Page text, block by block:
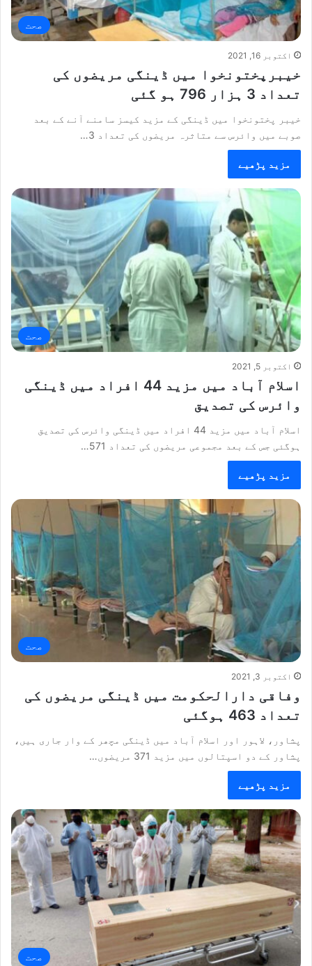
صحت
اکتوبر 16, 2021
خیبرپختونخوا میں ڈینگی مریضوں کی
تعداد 3 ہزار 796 ہو گئی
خیبر پختونخوا میں ڈینگی کے مزید کیسز سامنے آنے کے بعد
صوبے میں وائرس سے متاثرہ مریضوں کی تعداد 3…
مزید پڑھیے
صحت
اکتوبر 5, 2021
اسلام آباد میں مزید 44 افراد میں ڈینگی
وائرس کی تصدیق
اسلام آباد میں مزید 44 افراد میں ڈینگی وائرس کی تصدیق
ہوگئی جس کے بعد مجموعی مریضوں کی تعداد 571…
مزید پڑھیے
صحت
اکتوبر 3, 2021
وفاقی دارالحکومت میں ڈینگی مریضوں کی
تعداد 463 ہوگئی
پشاور، لاہور اور اسلام آباد میں ڈینگی مچھر کے وار جاری ہیں،
پشاور کے دو اسپتالوں میں مزید 371 مریضوں…
مزید پڑھیے
صحت